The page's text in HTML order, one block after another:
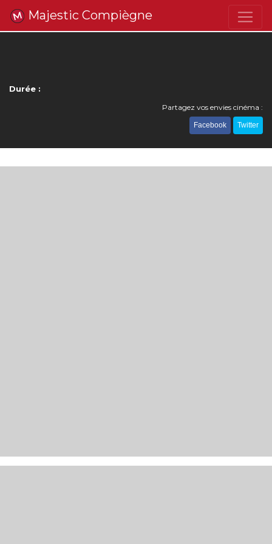
Majestic Compiègne
Durée :
Partagez vos envies cinéma :
Facebook Twitter